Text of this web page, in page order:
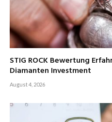
STIG ROCK Bewertung
Diamanten Investment
August 4, 2026